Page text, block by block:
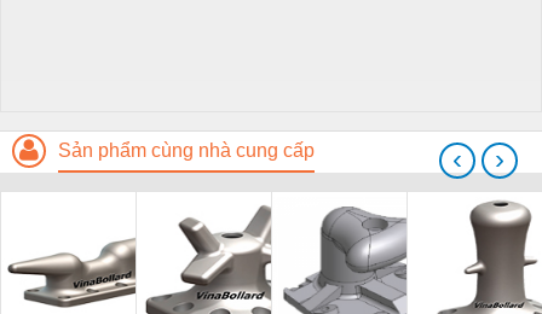
Sản phẩm cùng nhà cung cấp ‹ ›